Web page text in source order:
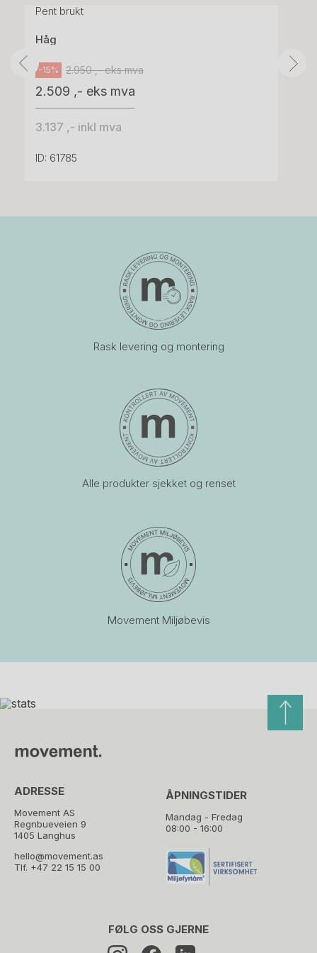
Pent brukt
Håg
-15% 2.950 ,- eks mva
2.509 ,- eks mva
3.137 ,- inkl mva
ID: 61785
Rask levering og montering
Alle produkter sjekket og renset
Movement Miljøbevis
ADRESSE
Movement AS
Regnbueveien 9
1405 Langhus
hello@movement.as
Tlf. +47 22 15 15 00
ÅPNINGSTIDER
Mandag - Fredag
08:00 - 16:00
FØLG OSS GJERNE